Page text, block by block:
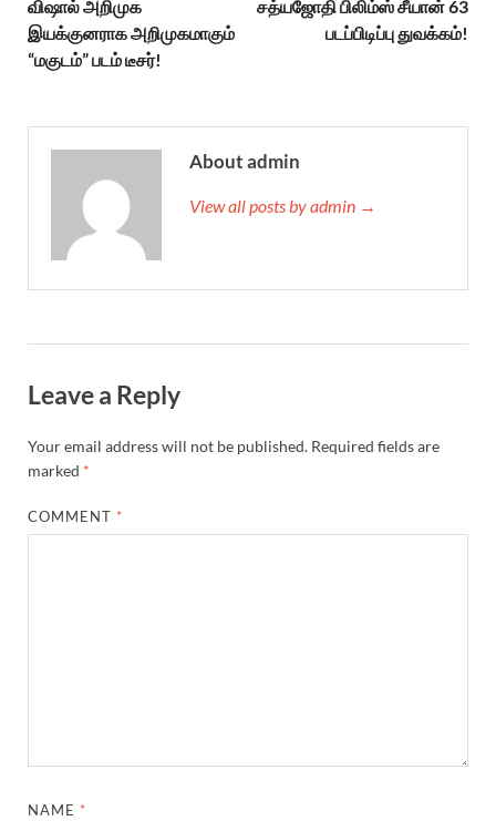
விஷால் அறிமுக
இயக்குனராக அறிமுகமாகும்
“மகுடம்” படம் டீசர்!
சத்யஜோதி பிலிம்ஸ் சீயான் 63
படப்பிடிப்பு துவக்கம்!
About admin
View all posts by admin →
Leave a Reply
Your email address will not be published. Required fields are
marked *
COMMENT *
NAME *